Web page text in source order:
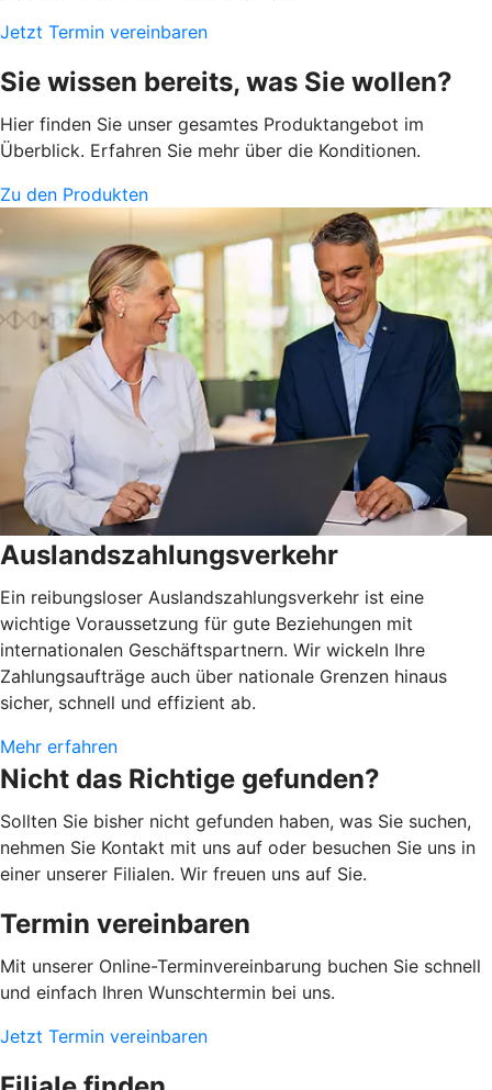
Jetzt Termin vereinbaren
Sie wissen bereits, was Sie wollen?
Hier finden Sie unser gesamtes Produktangebot im
Überblick. Erfahren Sie mehr über die Konditionen.
Zu den Produkten
Auslandszahlungsverkehr
Ein reibungsloser Auslandszahlungsverkehr ist eine
wichtige Voraussetzung für gute Beziehungen mit
internationalen Geschäftspartnern. Wir wickeln Ihre
Zahlungsaufträge auch über nationale Grenzen hinaus
sicher, schnell und effizient ab.
Mehr erfahren
Nicht das Richtige gefunden?
Sollten Sie bisher nicht gefunden haben, was Sie suchen,
nehmen Sie Kontakt mit uns auf oder besuchen Sie uns in
einer unserer Filialen. Wir freuen uns auf Sie.
Termin vereinbaren
Mit unserer Online-Terminvereinbarung buchen Sie schnell
und einfach Ihren Wunschtermin bei uns.
Jetzt Termin vereinbaren